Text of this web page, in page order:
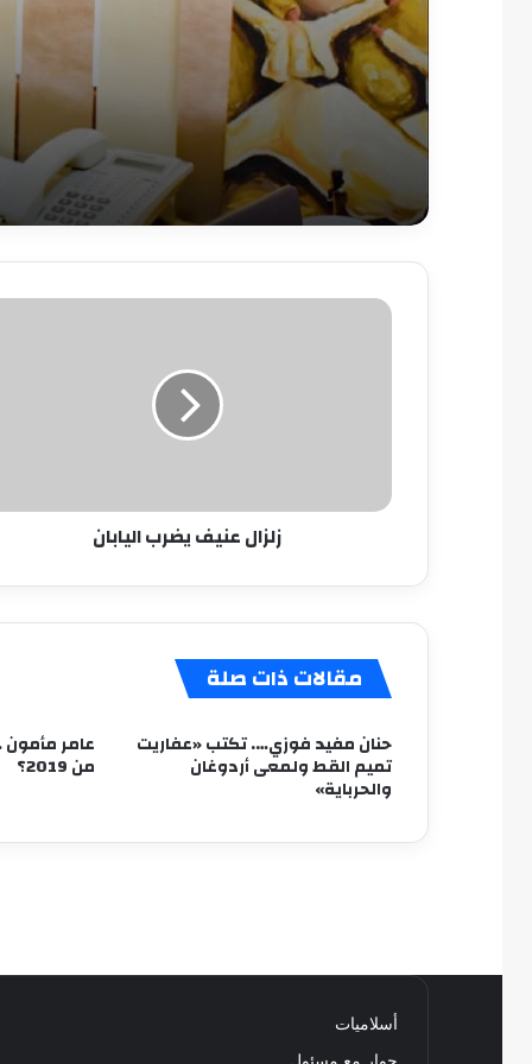
زلزال
زلزال عنيف يضرب اليابان
مقالات ذات صلة
حنان مفيد فوزي…. تكتب «عفاريت
تميم القط ولمعى أردوغان
والحرباية»
عامر
من 2019؟
أسلاميات
حوار مع مسئول